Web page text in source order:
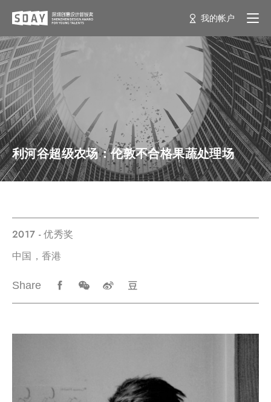
我的帐户
利河谷超级农场：伦敦不合格果蔬处理场
2017 - 优秀奖
中国，香港
Share